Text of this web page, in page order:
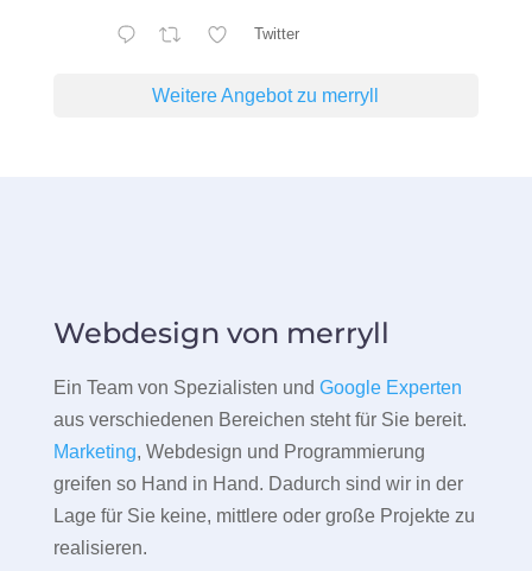
Twitter
Weitere Angebot zu merryll
Webdesign von merryll
Ein Team von Spezialisten und Google Experten
aus verschiedenen Bereichen steht für Sie bereit.
Marketing, Webdesign und Programmierung
greifen so Hand in Hand. Dadurch sind wir in der
Lage für Sie keine, mittlere oder große Projekte zu
realisieren.